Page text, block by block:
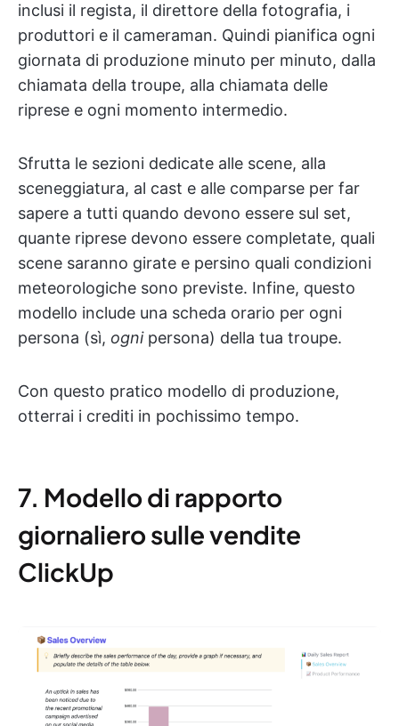
inclusi il regista, il direttore della fotografia, i
produttori e il cameraman. Quindi pianifica ogni
giornata di produzione minuto per minuto, dalla
chiamata della troupe, alla chiamata delle
riprese e ogni momento intermedio.
Sfrutta le sezioni dedicate alle scene, alla
sceneggiatura, al cast e alle comparse per far
sapere a tutti quando devono essere sul set,
quante riprese devono essere completate, quali
scene saranno girate e persino quali condizioni
meteorologiche sono previste. Infine, questo
modello include una scheda orario per ogni
persona (sì, ogni persona) della tua troupe.
Con questo pratico modello di produzione,
otterrai i crediti in pochissimo tempo.
7. Modello di rapporto
giornaliero sulle vendite
ClickUp